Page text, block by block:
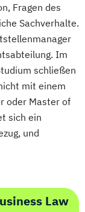
Fragen des
Sachverhalte.
Im
schließen
mit einem
oder Master of
sich ein
und
Law